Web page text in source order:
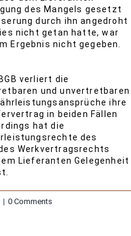
des Mangels gesetzt
durch ihn angedroht
nicht getan hatte, war
Ergebnis nicht gegeben.
verliert die
und unvertretbaren
ihre
in beiden Fällen
hat die
des
Werkvertragsrechts
Lieferanten Gelegenheit
| 0 Comments